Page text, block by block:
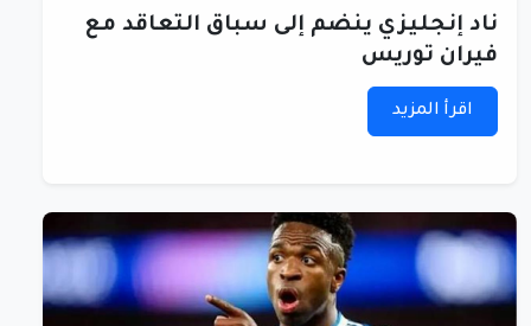
ناد إنجليزي ينضم إلى سباق التعاقد مع
فيران توريس
اقرأ المزيد